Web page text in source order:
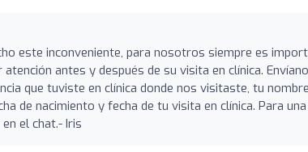
este inconveniente, para nosotros siempre es
antes y después de su visita en clínica.
que tuviste en clínica donde nos visitaste, tu nombre
de nacimiento y fecha de tu visita en clínica. Para una
el chat.- Iris